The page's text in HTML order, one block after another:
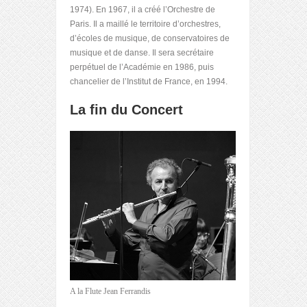
1974). En 1967, il a créé l’Orchestre de
Paris. Il a maillé le territoire d’orchestres,
d’écoles de musique, de conservatoires de
musique et de danse. Il sera secrétaire
perpétuel de l’Académie en 1986, puis
chancelier de l’Institut de France, en 1994.
La fin du Concert
A la Flute Jean Ferrandis